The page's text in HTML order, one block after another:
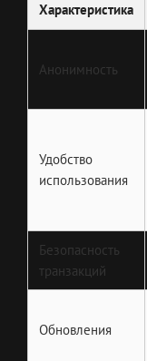
Характеристика
Анонимность
Удобство
использования
Безопасность
транзакций
Обновления